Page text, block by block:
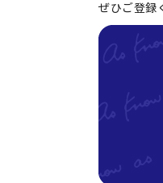
ぜひご登録